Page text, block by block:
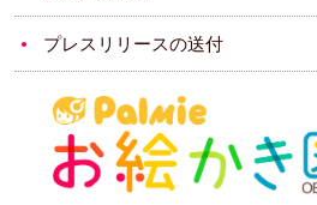
プレスリリースの送付